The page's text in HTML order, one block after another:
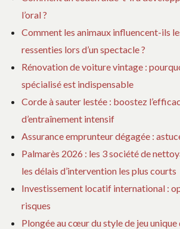
l’oral ?
Comment les animaux influencent-ils
ressenties lors d’un spectacle ?
Rénovation de voiture vintage :
spécialisé est indispensable
Corde à sauter lestée : boostez
d’entraînement intensif
Assurance emprunteur dégagée :
Palmarès 2026 : les 3 société de
les délais d’intervention les plus courts
Investissement locatif international :
risques
Plongée au cœur du style de jeu